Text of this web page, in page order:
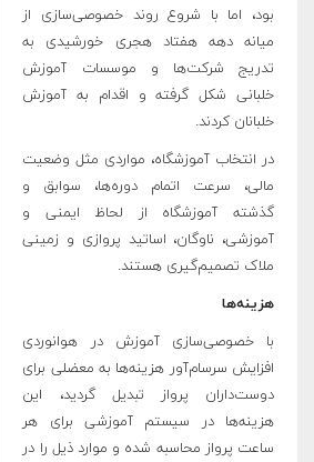
بود، اما با شروع روند خصوصی‌سازی از
میانه دهه هفتاد هجری خورشیدی به
تدریج شرکت‌ها و موسسات آموزش
خلبانی شکل گرفته و اقدام به آموزش
خلبانان کردند.
در انتخاب آموزشگاه، مواردی مثل وضعیت
مالی، سرعت اتمام دوره‌ها، سوابق و
گذشته آموزشگاه از لحاظ ایمنی و
آموزشی، ناوگان، اساتید پروازی و زمینی
ملاک تصمیم‌گیری هستند.
هزینه‌ها
با خصوصی‌سازی آموزش در هوانوردی
افزایش سرسام‌آور هزینه‌ها به معضلی برای
دوست‌داران پرواز تبدیل گردید، این
هزینه‌ها در سیستم آموزشی برای هر
ساعت پرواز محاسبه شده و موارد ذیل را در